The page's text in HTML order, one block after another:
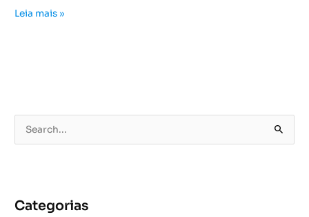
Leia mais »
e
iCategorias